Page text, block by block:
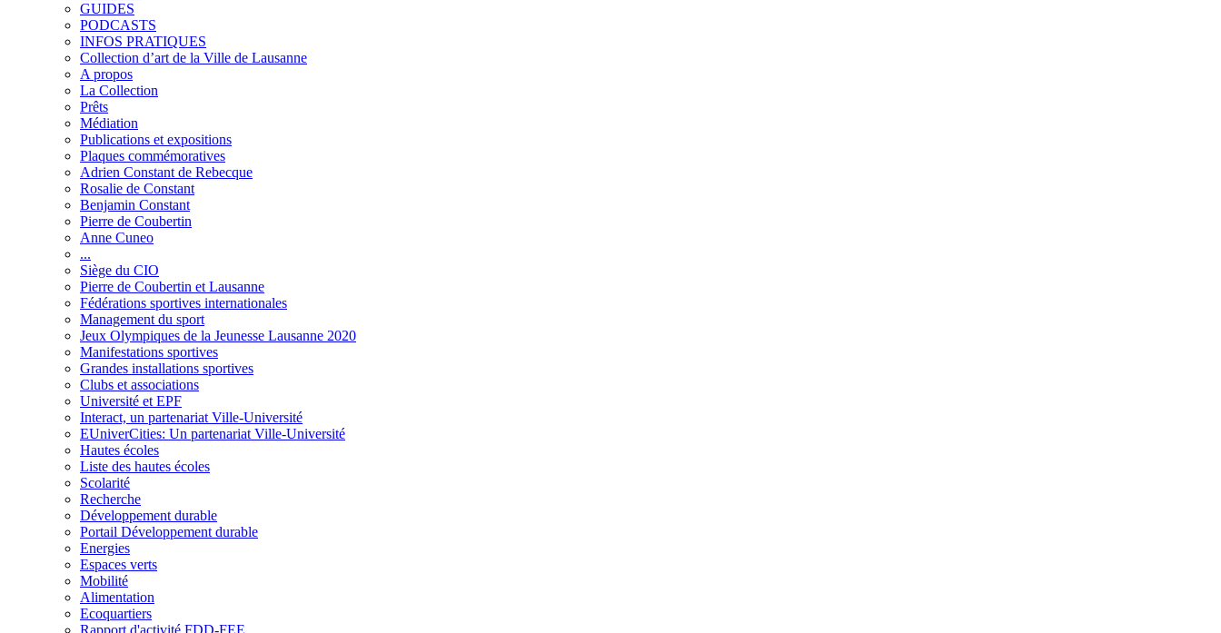
GUIDES
PODCASTS
INFOS PRATIQUES
Collection d’art de la Ville de Lausanne
A propos
La Collection
Prêts
Médiation
Publications et expositions
Plaques commémoratives
Adrien Constant de Rebecque
Rosalie de Constant
Benjamin Constant
Pierre de Coubertin
Anne Cuneo
...
Siège du CIO
Pierre de Coubertin et Lausanne
Fédérations sportives internationales
Management du sport
Jeux Olympiques de la Jeunesse Lausanne 2020
Manifestations sportives
Grandes installations sportives
Clubs et associations
Université et EPF
Interact, un partenariat Ville-Université
EUniverCities: Un partenariat Ville-Université
Hautes écoles
Liste des hautes écoles
Scolarité
Recherche
Développement durable
Portail Développement durable
Energies
Espaces verts
Mobilité
Alimentation
Ecoquartiers
Rapport d'activité FDD-FEE